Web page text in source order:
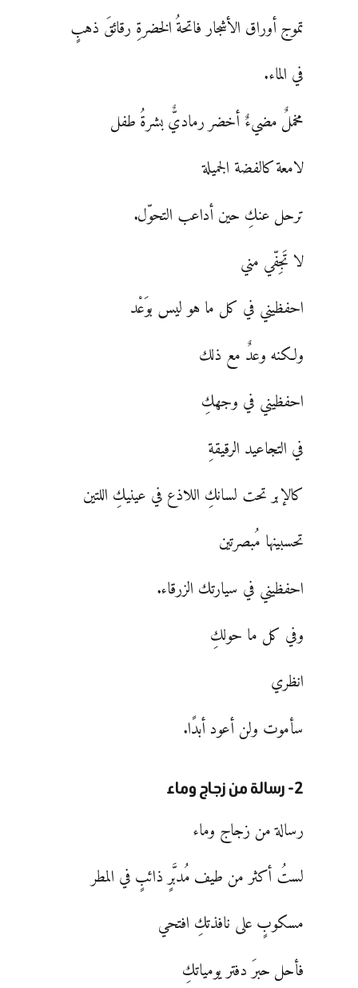
تموج أوراق الأشجار فاتحةُ الخضرةِ رقائقَ ذهبٍ
في الماء.
مخملٌ مضيءٌ أخضر رماديٌّ بشرةُ طفل
لامعة كالفضة الجميلة
ترحل عنكِ حين أداعب التحوّل.
لا تَجِفّي مني
احفظيني في كل ما هو ليس بوَعْد
ولكنه وعدٌ مع ذلك
احفظيني في وجهكِ
في التجاعيد الرقيقةِ
كالإبر تحت لسانكِ اللاذع في عينيكِ اللتين
تحسبينها مُبصرتين
احفظيني في سيارتك الزرقاء.
وفي كل ما حولكِ
انظري
سأموت ولن أعود أبدًا.
2- رسالة من زجاج وماء
رسالة من زجاج وماء
لستُ أكثر من طيف مُدبَّرٍ ذائبٍ في المطر
مسكوبٍ على نافذتكِ افتحي
فأحل حبرَ دفتر يومياتكِ